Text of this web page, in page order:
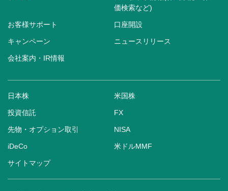
価検索など)
お客様サポート 口座開設
キャンペーン ニュースリリース
会社案内・IR情報
日本株 米国株
投資信託 FX
先物・オプション取引 NISA
iDeCo 米ドルMMF
サイトマップ